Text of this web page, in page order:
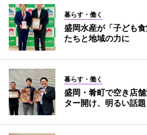
暮らす・働く
盛岡水産が「子ども
たちと地域の力に
暮らす・働く
盛岡・肴町で空き店
ター開け、明るい話